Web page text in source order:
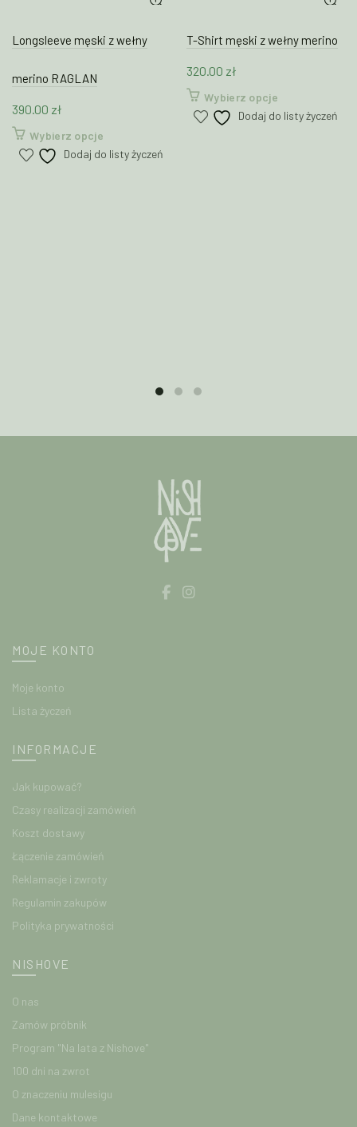
Longsleeve męski z wełny
merino RAGLAN
390.00 zł
Wybierz opcjeTen
produkt
Dodaj do listy życzeń
T-Shirt męski z wełny merino
320.00 zł
Wybierz opcjeTen
produkt
Dodaj do listy życzeń
MOJE KONTO
Moje konto
Lista życzeń
INFORMACJE
Jak kupować?
Czasy realizacji zamówień
Koszt dostawy
Łączenie zamówień
Reklamacje i zwroty
Regulamin zakupów
Polityka prywatności
NISHOVE
O nas
Zamów próbnik
Program "Na lata z Nishove"
100 dni na zwrot
O znaczeniu mulesigu
Dane kontaktowe